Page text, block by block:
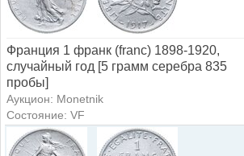
Франция 1 франк (franc) 1898-1920,
случайный год [5 грамм серебра 835
пробы]
Аукцион: Monetnik
Состояние: VF